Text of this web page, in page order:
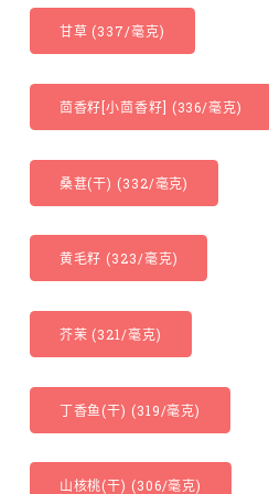
甘草 (337/毫克)
茴香籽[小茴香籽] (336/毫克)
桑葚(干) (332/毫克)
黄毛籽 (323/毫克)
芥茉 (321/毫克)
丁香鱼(干) (319/毫克)
山核桃(干) (306/毫克)